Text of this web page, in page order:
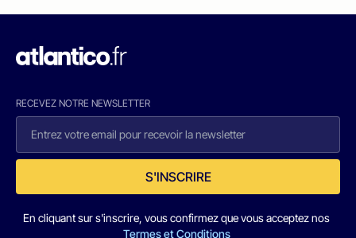
RECEVEZ NOTRE NEWSLETTER
S'INSCRIRE
En cliquant sur s'inscrire, vous confirmez que vous acceptez nos
Termes et Conditions